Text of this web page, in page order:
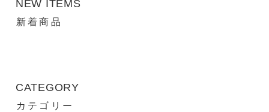
NEW ITEMS
新着商品
CATEGORY
カテゴリー